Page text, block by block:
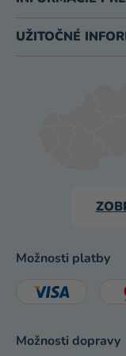
UŽITOČNÉ
Možnosti platby
Možnosti dopravy